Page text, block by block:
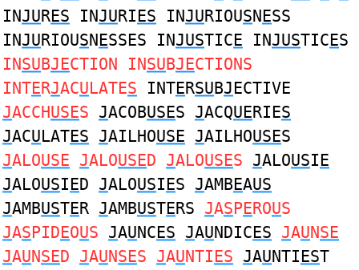
INJURES INJURIES INJURIOUSNESS
INJURIOUSNESSES INJUSTICE INJUSTICES
INSUBJECTION INSUBJECTIONS
INTERJACULATES INTERSUBJECTIVE
JACCHUSES JACOBUSES JACQUERIES
JACULATES JAILHOUSE JAILHOUSES
JALOUSE JALOUSED JALOUSES JALOUSIE
JALOUSIED JALOUSIES JAMBEAUS
JAMBUSTER JAMBUSTERS JASPEROUS
JASPIDEOUS JAUNCES JAUNDICES JAUNSE
JAUNSED JAUNSES JAUNTIES JAUNTIEST